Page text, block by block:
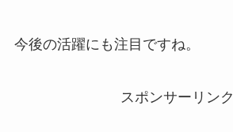
今後の活躍にも注目ですね。
スポンサーリンク